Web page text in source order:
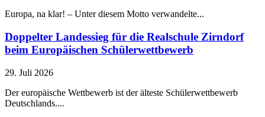
Europa, na klar! – Unter diesem Motto verwandelte...
Doppelter Landessieg für die Realschule Zirndorf
beim Europäischen Schülerwettbewerb
29. Juli 2026
Der europäische Wettbewerb ist der älteste Schülerwettbewerb
Deutschlands....